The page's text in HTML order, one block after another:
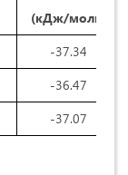
(кДж/моль)
-37.34
-36.47
-37.07